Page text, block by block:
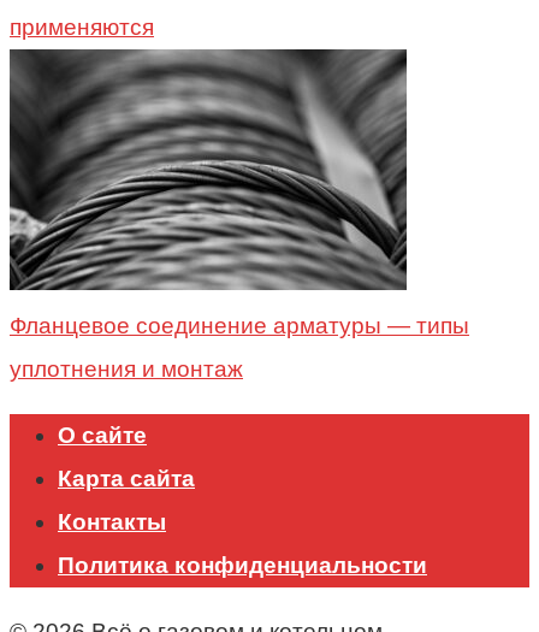
применяются
Фланцевое соединение арматуры — типы
уплотнения и монтаж
О сайте
Карта сайта
Контакты
Политика конфиденциальности